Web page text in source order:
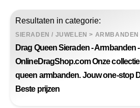
Resultaten in categorie:
SIERADEN / JUWELEN > ARMBANDEN
Drag Queen Sieraden - Armbanden -
OnlineDragShop.com Onze
queen armbanden. Jouw one-stop
Beste prijzen